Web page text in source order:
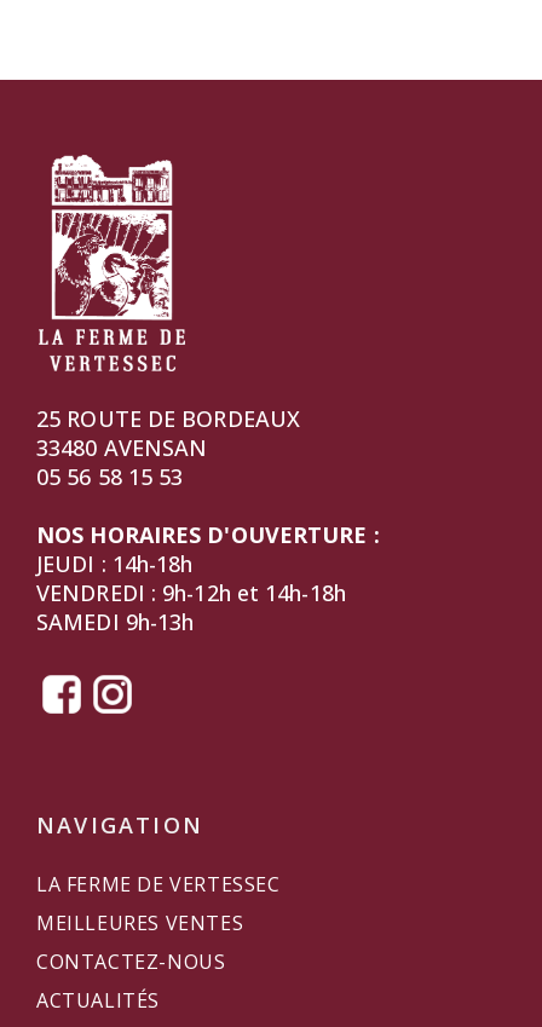
25 ROUTE DE BORDEAUX
33480 AVENSAN
05 56 58 15 53
NOS HORAIRES D'OUVERTURE :
JEUDI : 14h-18h
VENDREDI : 9h-12h et 14h-18h
SAMEDI 9h-13h
NAVIGATION
LA FERME DE VERTESSEC
MEILLEURES VENTES
CONTACTEZ-NOUS
ACTUALITÉS